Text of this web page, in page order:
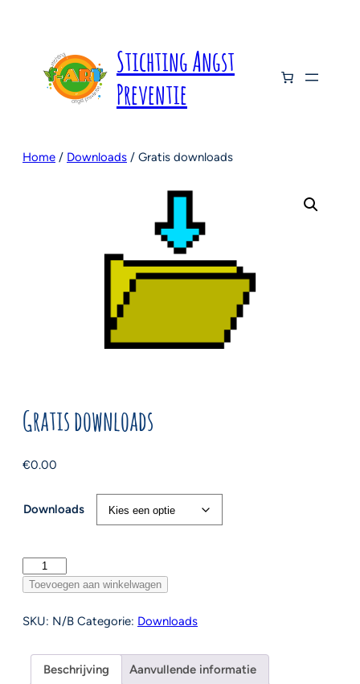
Stichting Angst
Preventie
Home / Downloads / Gratis downloads
Gratis downloads
€0.00
Downloads
Gratis
downloads
Toevoegen aan winkelwagen
SKU: N/B Categorie: Downloads
Beschrijving Aanvullende informatie